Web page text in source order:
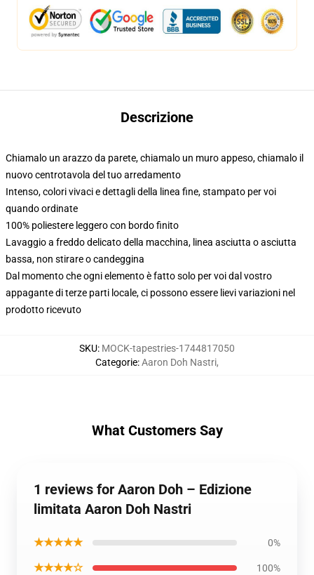
Descrizione
Chiamalo un arazzo da parete, chiamalo un muro appeso, chiamalo il
nuovo centrotavola del tuo arredamento
Intenso, colori vivaci e dettagli della linea fine, stampato per voi
quando ordinate
100% poliestere leggero con bordo finito
Lavaggio a freddo delicato della macchina, linea asciutta o asciutta
bassa, non stirare o candeggina
Dal momento che ogni elemento è fatto solo per voi dal vostro
appagante di terze parti locale, ci possono essere lievi variazioni nel
prodotto ricevuto
SKU: MOCK-tapestries-1744817050
Categorie:Aaron Doh Nastri,
What Customers Say
1 reviews for Aaron Doh – Edizione
limitata Aaron Doh Nastri
★★★★★ 0%
★★★★☆ 100%